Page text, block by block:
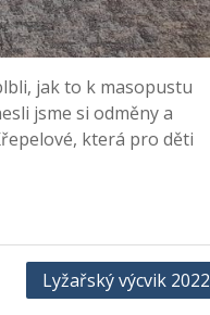
jak to k masopustu
jsme si odměny a
která pro děti
Lyžařský výcvik 2022